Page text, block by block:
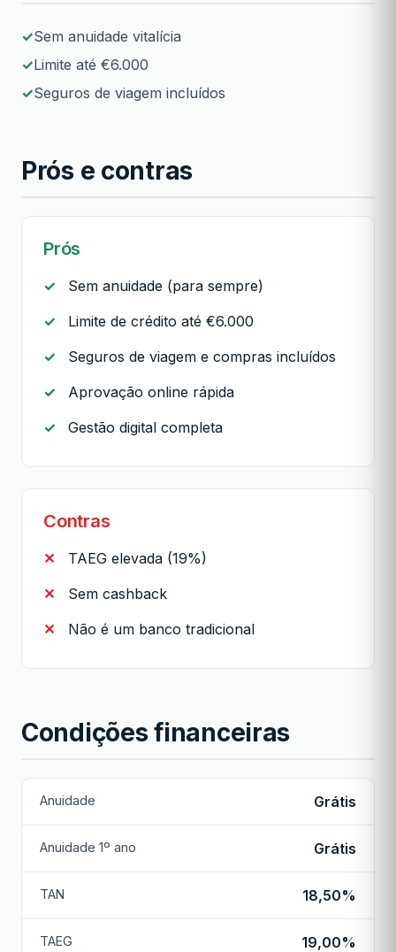
Sem anuidade vitalícia
Limite até €6.000
Seguros de viagem incluídos
Prós e contras
Prós
Sem anuidade (para sempre)
Limite de crédito até €6.000
Seguros de viagem e compras incluídos
Aprovação online rápida
Gestão digital completa
Contras
TAEG elevada (19%)
Sem cashback
Não é um banco tradicional
Condições financeiras
Anuidade Grátis
Anuidade 1º ano Grátis
TAN 18,50%
TAEG 19,00%